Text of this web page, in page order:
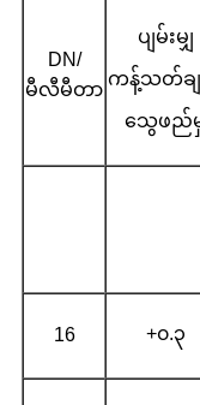
DN/
မီလီမီတာ
ပျမ်းမျှ
ကန့်သတ်ခ
သွေဖည်
16 +၀.၃